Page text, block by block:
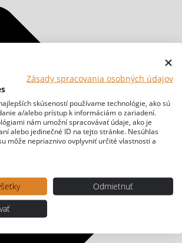
Zásady spracovania osobných údajov
skúseností používame technológie, ako sú
a/alebo prístup k informáciám o zariadení.
nám umožní spracovávať údaje, ako je
alebo jedinečné ID na tejto stránke. Nesúhlas
môže nepriaznivo ovplyvniť určité vlastnosti a
Odmietnuť